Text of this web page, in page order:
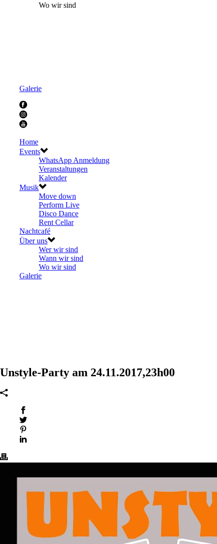
Wo wir sind
Galerie
Home
Events
WhatsApp Anmeldung
Veranstaltungen
Kalender
Musik
Move down
Perform Live
Disco Dance
Rent Cellar
Nachtcafé
Über uns
Wer wir sind
Wann wir sind
Wo wir sind
Galerie
Unstyle-Party am 24.11.2017,23h00